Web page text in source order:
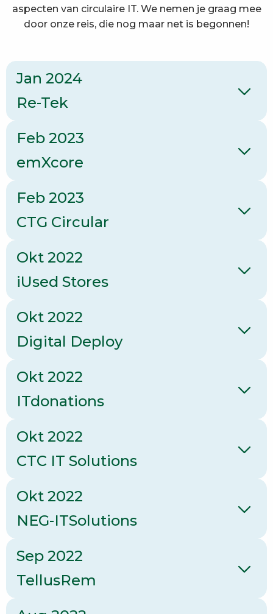
aspecten van circulaire IT. We nemen je graag mee
door onze reis, die nog maar net is begonnen!
Jan 2024
Re-Tek
Feb 2023
emXcore
Feb 2023
CTG Circular
Okt 2022
iUsed Stores
Okt 2022
Digital Deploy
Okt 2022
ITdonations
Okt 2022
CTC IT Solutions
Okt 2022
NEG-ITSolutions
Sep 2022
TellusRem